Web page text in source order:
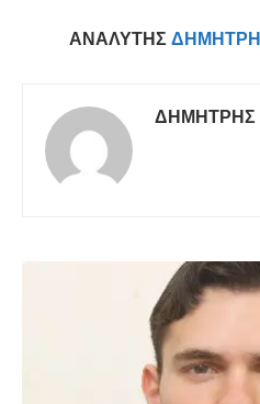
ΑΝΑΛΥΤΉΣ
ΔΗΜΉΤΡΗΣ